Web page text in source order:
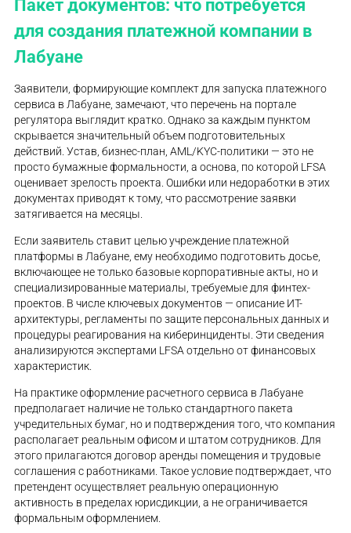
Пакет документов: что потребуется
для создания платежной компании в
Лабуане
Заявители, формирующие комплект для запуска платежного
сервиса в Лабуане, замечают, что перечень на портале
регулятора выглядит кратко. Однако за каждым пунктом
скрывается значительный объем подготовительных
действий. Устав, бизнес-план, AML/KYC-политики — это не
просто бумажные формальности, а основа, по которой LFSA
оценивает зрелость проекта. Ошибки или недоработки в этих
документах приводят к тому, что рассмотрение заявки
затягивается на месяцы.
Если заявитель ставит целью учреждение платежной
платформы в Лабуане, ему необходимо подготовить досье,
включающее не только базовые корпоративные акты, но и
специализированные материалы, требуемые для финтех-
проектов. В числе ключевых документов — описание ИТ-
архитектуры, регламенты по защите персональных данных и
процедуры реагирования на киберинциденты. Эти сведения
анализируются экспертами LFSA отдельно от финансовых
характеристик.
На практике оформление расчетного сервиса в Лабуане
предполагает наличие не только стандартного пакета
учредительных бумаг, но и подтверждения того, что компания
располагает реальным офисом и штатом сотрудников. Для
этого прилагаются договор аренды помещения и трудовые
соглашения с работниками. Такое условие подтверждает, что
претендент осуществляет реальную операционную
активность в пределах юрисдикции, а не ограничивается
формальным оформлением.